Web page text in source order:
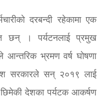
दरबन्दी रहेकामा एक
छन् । पर्यटनलाई प्रमुख
आन्तरिक भ्रमण वर्ष घोषणा
सरकारले सन् २०१९ लाई
देशका पर्यटक आकर्षण